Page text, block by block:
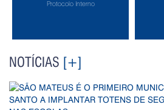
Protocolo Interno
NOTÍCIAS [+]